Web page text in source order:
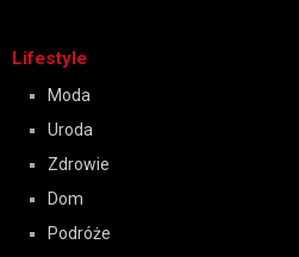
Lifestyle
Moda
Uroda
Zdrowie
Dom
Podróże